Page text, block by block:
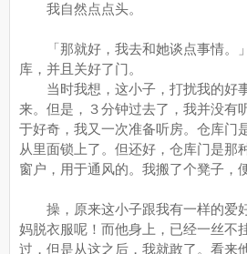
我自然点点头。
「那就好，我去和她谈点事情。
库，并且关好了门。
当时我想，这小子，打扰我的好
来。但是，３分钟过去了，我并没有
于好奇，我又一次准备听房。仓库门
从里面锁上了。但还好，仓库门是那
窗户，用于通风的。我搬了个凳子，
操，原来这小子跟我有一样的爱
妈脱衣服呢！而他身上，已经一丝不
过，但是从这之后，我就敢了。看来